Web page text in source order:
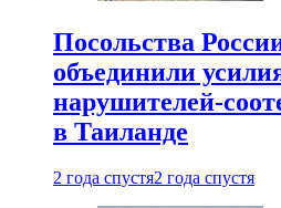
Посольства
объединили
нарушителей-
в Таиланде
2 года спустя2 года спустя